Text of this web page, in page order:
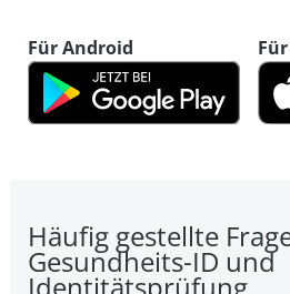
Für Android
Häufig gestellte
Gesundheits-ID und